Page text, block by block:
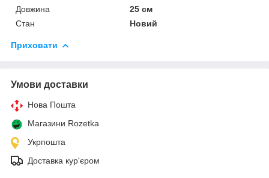
Довжина
25 см
Стан
Новий
Приховати
Умови доставки
Нова Пошта
Магазини Rozetka
Укрпошта
Доставка кур'єром